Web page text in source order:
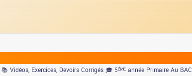
📚 Vidéos, Exercices, Devoirs Corrigés🎓 5ᴱ̀ᴹᴱ année Primaire Au BAC